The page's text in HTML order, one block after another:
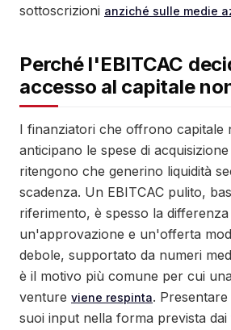
sottoscrizioni anziché sulle medie
Perché l'EBITCAC
accesso al capitale
I finanziatori che offrono capitale
anticipano le spese di
ritengono che generino liquidità
scadenza. Un EBITCAC pulito,
riferimento, è spesso la
un'approvazione e un'offerta
debole, supportato da numeri
è il motivo più comune per cui
venture viene respinta.
suoi input nella forma prevista